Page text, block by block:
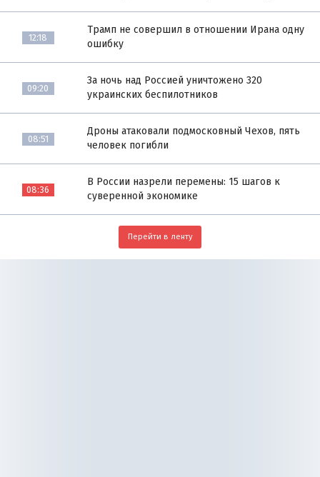
12:18
Трамп не совершил в отношении Ирана одну
ошибку
09:20
За ночь над Россией уничтожено 320
украинских беспилотников
08:51
Дроны атаковали подмосковный Чехов, пять
человек погибли
08:36
В России назрели перемены: 15 шагов к
суверенной экономике
Перейти в ленту